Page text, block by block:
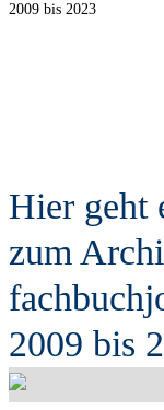
2009 bis 2023
Hier geht
zum
fachb
2009 bis